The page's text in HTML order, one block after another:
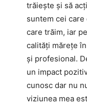
trăiește și să
suntem cei
care trăim, iar
calități mărețe
și profesional.
un impact
cunosc dar nu
viziunea mea